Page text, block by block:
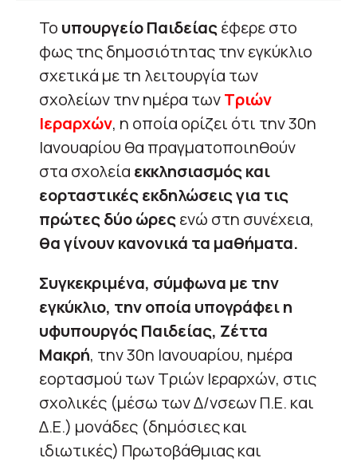
Το υπουργείο Παιδείαςέφερε στο
φως της δημοσιότητας την εγκύκλιο
σχετικά με τη λειτουργία των
σχολείων την ημέρα τωνΤριών
Ιεραρχών, η οποία ορίζει ότι την 30η
Ιανουαρίου θα πραγματοποιηθούν
στα σχολεία εκκλησιασμός και
εορταστικές εκδηλώσεις για τις
πρώτες δύο ώρεςενώ στη συνέχεια,
θα γίνουν κανονικά τα μαθήματα.
Συγκεκριμένα, σύμφωνα με την
εγκύκλιο, την οποία υπογράφει η
υφυπουργός Παιδείας, Ζέττα
Μακρή, την 30η Ιανουαρίου, ημέρα
εορτασμού των Τριών Ιεραρχών, στις
σχολικές (μέσω των Δ/νσεων Π.Ε. και
Δ.Ε.) μονάδες (δημόσιες και
ιδιωτικές) Πρωτοβάθμιας και